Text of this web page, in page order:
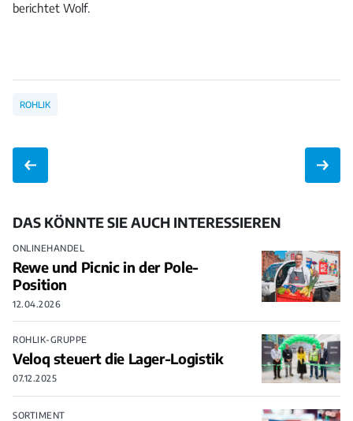
berichtet Wolf.
ROHLIK
DAS KÖNNTE SIE AUCH INTERESSIEREN
ONLINEHANDEL
Rewe und Picnic in der Pole-
Position
12.04.2026
ROHLIK-GRUPPE
Veloq steuert die Lager-Logistik
07.12.2025
SORTIMENT